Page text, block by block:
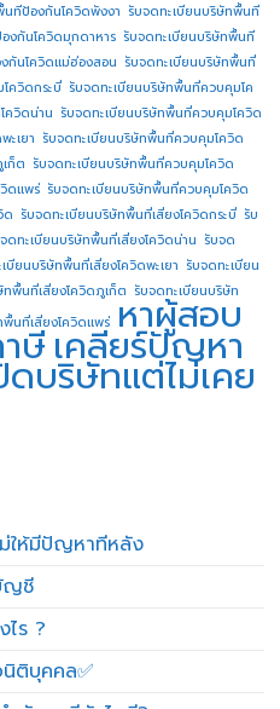
ทีป้องกันโควิดพังงา รับจดทะเบียนบริษัทพื้นที
งกันโควิดมุกดาหาร รับจดทะเบียนบริษัทพื้นที
กันโควิดแม่ฮ่องสอน รับจดทะเบียนบริษัทพื้นที่
ควิดกระบี่ รับจดทะเบียนบริษัทพื้นที่ควบคุมโค
ควิดน่าน รับจดทะเบียนบริษัทพื้นที่ควบคุมโควิด
ะเยา รับจดทะเบียนบริษัทพื้นที่ควบคุมโควิด
ก็ต รับจดทะเบียนบริษัทพื้นที่ควบคุมโควิด
ดแพร่ รับจดทะเบียนบริษัทพื้นที่ควบคุมโควิด
ด รับจดทะเบียนบริษัทพื้นที่เสี่ยงโควิดกระบี่ รับ
ดทะเบียนบริษัทพื้นที่เสี่ยงโควิดน่าน รับจด
บียนบริษัทพื้นที่เสี่ยงโควิดพะเยา รับจดทะเบียน
ทพื้นที่เสี่ยงโควิดภูเก็ต รับจดทะเบียนบริษัท
นที่เสี่ยงโควิดแพร่ หาผู้สอบ
ษี เคลียร์ปัญหา
ดบริษัทแต่ไม่เคย
ให้มีปัญหาทีหลัง
ญชี
ไร ?
ติบุคคล✅